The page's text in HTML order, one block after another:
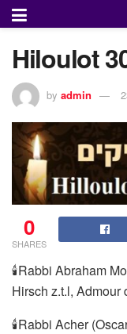
Hiloulot
by admin
0
SHARES
🕯Rabbi Abraham
Hirsch z.t.l, Admour
🕯Rabbi Acher